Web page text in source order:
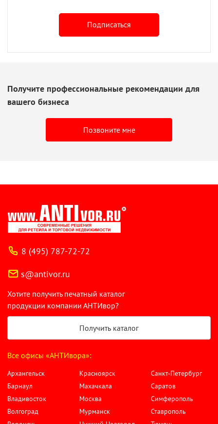
Подписаться
Получите профессиональные рекомендации для
вашего бизнеса
Позвоните мне
8 (495) 787-72-72
s@antivor.ru
Хотите получить печатный каталог
продукции компании АНТИвор?
Получить каталог
Все офисы «АНТИвора»:
Архангельск
Барнаул
Владивосток
Волгоград
Красноярск
Махачкала
Москва
Мурманск
Санкт-Петербург
Саратов
Симферополь
Ставрополь